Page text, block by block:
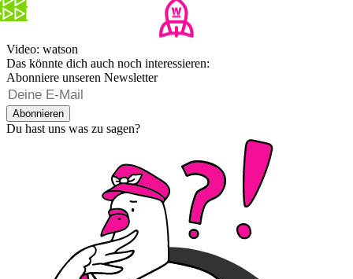
Video: watson
Das könnte dich auch noch interessieren:
Abonniere unseren Newsletter
Abonnieren
Du hast uns was zu sagen?